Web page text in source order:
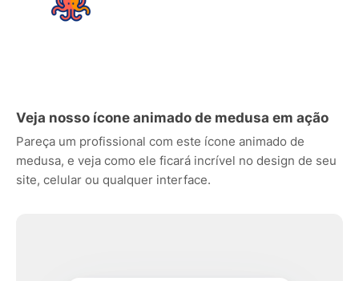
Veja nosso ícone animado de medusa em ação
Pareça um profissional com este ícone animado de
medusa, e veja como ele ficará incrível no design de seu
site, celular ou qualquer interface.